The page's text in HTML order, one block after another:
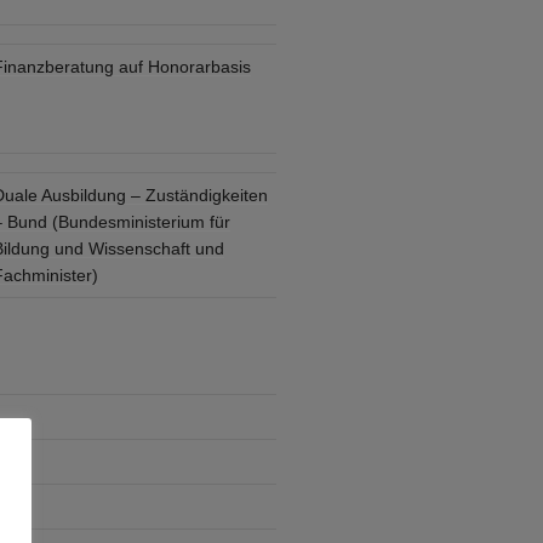
auf Honorarbasis
Ausbildung – Zuständigkeiten
Bund (Bundesministerium für
und Wissenschaft und